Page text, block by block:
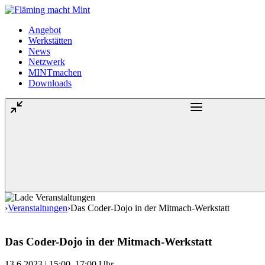
Angebot
Werkstätten
News
Netzwerk
MINTmachen
Downloads
›Veranstaltungen›Das Coder-Dojo in der Mitmach-Werkstatt
Das Coder-Dojo in der Mitmach-Werkstatt